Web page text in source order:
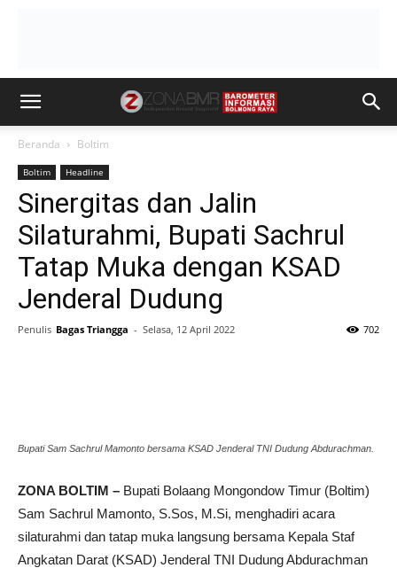
Beranda Boltim
Boltim Headline
Sinergitas dan Jalin
Silaturahmi, Bupati Sachrul
Tatap Muka dengan KSAD
Jenderal Dudung
Penulis Bagas Triangga - Selasa, 12 April 2022 702
Bupati Sam Sachrul Mamonto bersama KSAD Jenderal TNI Dudung Abdurachman.
ZONA BOLTIM – Bupati Bolaang Mongondow Timur (Boltim)
Sam Sachrul Mamonto, S.Sos, M.Si, menghadiri acara
silaturahmi dan tatap muka langsung bersama Kepala Staf
Angkatan Darat (KSAD) Jenderal TNI Dudung Abdurachman